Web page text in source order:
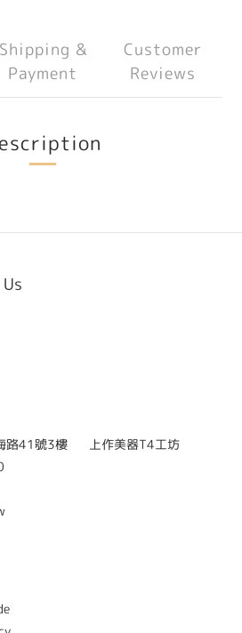
Shipping &
Payment
Customer
Reviews
路41號3樓 上作美器T4工坊